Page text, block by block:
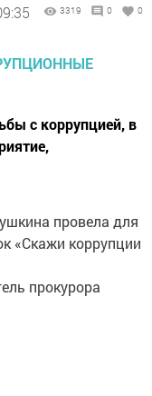
3319 0 0
с коррупцией, в
провела для
«Скажи коррупции
прокурора